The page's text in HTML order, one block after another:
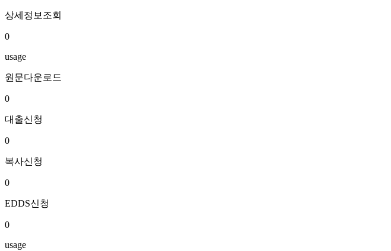
상세정보조회
0
usage
원문다운로드
0
대출신청
0
복사신청
0
EDDS신청
0
usage